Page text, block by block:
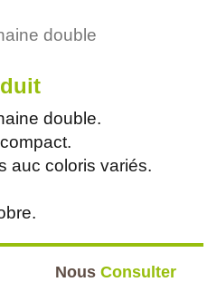
double
double.
auc coloris variés.
Nous Consulter